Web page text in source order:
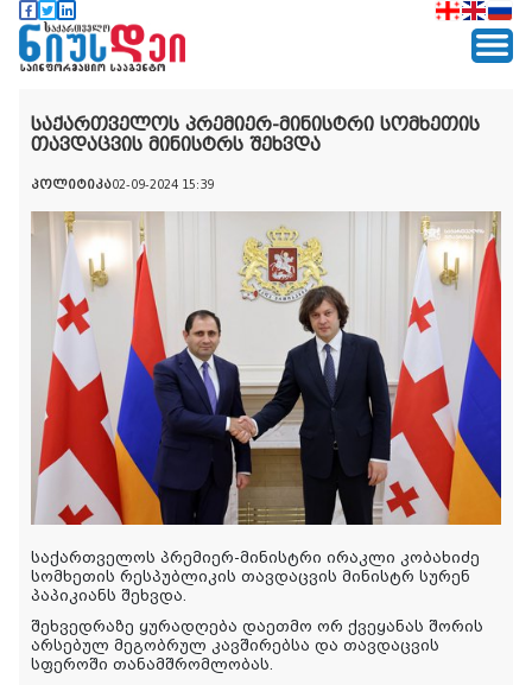
საქართველოს პრემიერ-მინისტრი სომხეთის
თავდაცვის მინისტრს შეხვდა
პოლიტიკა02-09-2024 15:39
საქართველოს პრემიერ-მინისტრი ირაკლი კობახიძე
სომხეთის რესპუბლიკის თავდაცვის მინისტრ სურენ
პაპიკიანს შეხვდა.
შეხვედრაზე ყურადღება დაეთმო ორ ქვეყანას შორის
არსებულ მეგობრულ კავშირებსა და თავდაცვის
სფეროში თანამშრომლობას.